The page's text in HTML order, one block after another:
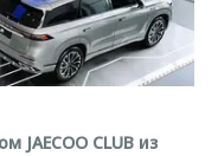
JAECOO CLUB из